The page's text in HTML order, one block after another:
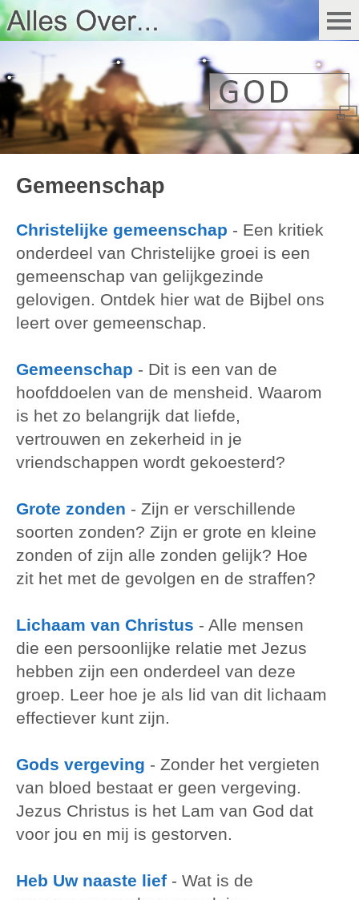
Gemeenschap
Christelijke gemeenschap - Een kritiek
onderdeel van Christelijke groei is een
gemeenschap van gelijkgezinde
gelovigen. Ontdek hier wat de Bijbel ons
leert over gemeenschap.
Gemeenschap - Dit is een van de
hoofddoelen van de mensheid. Waarom
is het zo belangrijk dat liefde,
vertrouwen en zekerheid in je
vriendschappen wordt gekoesterd?
Grote zonden - Zijn er verschillende
soorten zonden? Zijn er grote en kleine
zonden of zijn alle zonden gelijk? Hoe
zit het met de gevolgen en de straffen?
Lichaam van Christus - Alle mensen
die een persoonlijke relatie met Jezus
hebben zijn een onderdeel van deze
groep. Leer hoe je als lid van dit lichaam
effectiever kunt zijn.
Gods vergeving - Zonder het vergieten
van bloed bestaat er geen vergeving.
Jezus Christus is het Lam van God dat
voor jou en mij is gestorven.
Heb Uw naaste lief - Wat is de